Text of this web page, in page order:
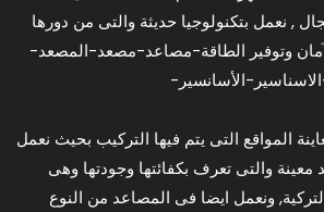
, نعمل بتكنولوجيا حديثة والتى من دورها
وتوفير الطاقة-مصاعد-مصعد-المصعد-
الأسانسير-
المواقع التى يتم فيها التركيب بحيث نعمل
والتى تعرف بكفائتها وجودتها وهى
ونعمل ايضا فى المصاعد من النوع